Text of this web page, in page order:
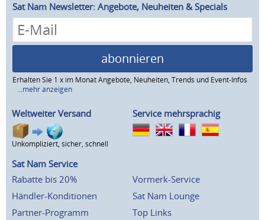
Sat Nam Newsletter: Angebote, Neuheiten & Specials
abonnieren
Erhalten Sie 1 x im Monat Angebote, Neuheiten, Trends und Event-Infos
...mehr anzeigen
Weltweiter Versand
Unkompliziert, sicher, schnell
Service mehrsprachig
Sat Nam Service
Rabatte bis 20%
Händler-Konditionen
Partner-Programm
Vormerk-Service
Sat Nam Lounge
Top Links